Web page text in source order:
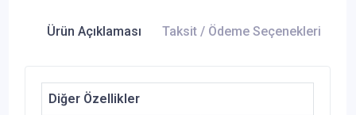
Ürün Açıklaması Taksit / Ödeme Seçenekleri
Diğer Özellikler